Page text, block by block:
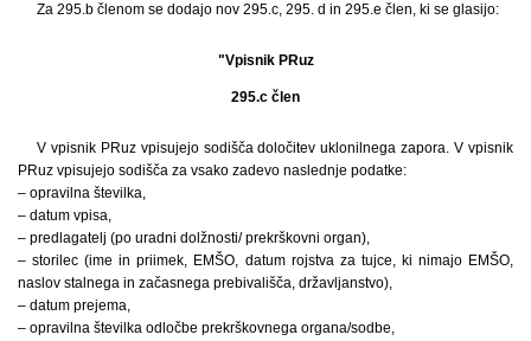
Za 295.b členom se dodajo nov 295.c, 295. d in 295.e člen, ki se glasijo:
"Vpisnik PRuz
295.c člen
V vpisnik PRuz vpisujejo sodišča določitev uklonilnega zapora. V vpisnik
PRuz vpisujejo sodišča za vsako zadevo naslednje podatke:
– opravilna številka,
– datum vpisa,
– predlagatelj (po uradni dolžnosti/ prekrškovni organ),
– storilec (ime in priimek, EMŠO, datum rojstva za tujce, ki nimajo EMŠO,
naslov stalnega in začasnega prebivališča, državljanstvo),
– datum prejema,
– opravilna številka odločbe prekrškovnega organa/sodbe,